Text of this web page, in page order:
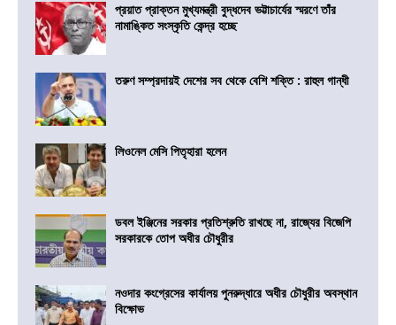
প্রয়াত প্রাক্তন মুখ্যমন্ত্রী বুদ্ধদেব ভট্টাচার্যের স্মরণে তাঁর
নামাঙ্কিত সংস্কৃতি কেন্দ্র হচ্ছে
তরুণ সম্প্রদায়ই দেশের সব থেকে বেশি শক্তি : রাহুল গান্ধী
লিওনেল মেসি পিতৃহারা হলেন
ডবল ইঞ্জিনের সরকার প্রতিশ্রুতি রাখছে না, রাজ্যের বিজেপি
সরকারকে তোপ অধীর চৌধুরীর
নওদার কংগ্রেসের কার্যালয় পুনরুদ্ধারে অধীর চৌধুরীর অবস্থান
বিক্ষোভ